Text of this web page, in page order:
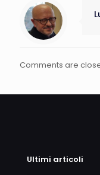
Comments are
Ultimi articoli